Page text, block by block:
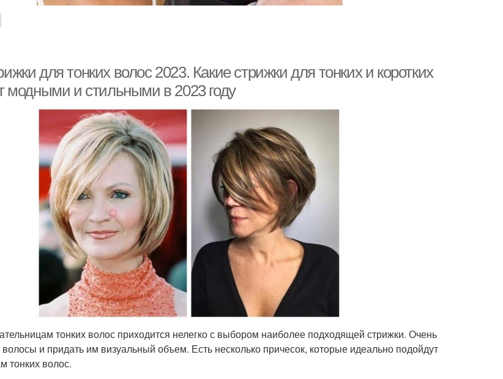
для тонких волос 2023. Какие стрижки для тонких и коротких
модными и стильными в 2023 году
тонких волос приходится нелегко с выбором наиболее подходящей стрижки. Очень
и придать им визуальный объем. Есть несколько причесок, которые идеально подойдут
тонких волос.